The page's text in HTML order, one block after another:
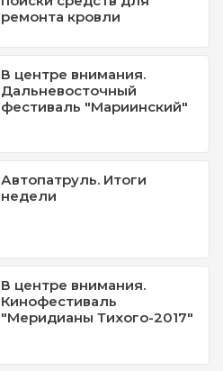
ремонта кровли
В центре внимания.
Дальневосточный
фестиваль "Мариинский"
Автопатруль. Итоги
недели
В центре внимания.
Кинофестиваль
"Меридианы Тихого-2017"